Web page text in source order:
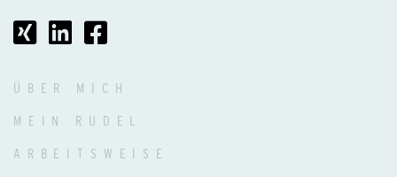
ÜBER MICH
MEIN RUDEL
ARBEITSWEISE